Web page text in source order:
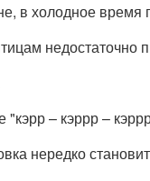
в холодное время
"кэрр – кэррр –
нередко